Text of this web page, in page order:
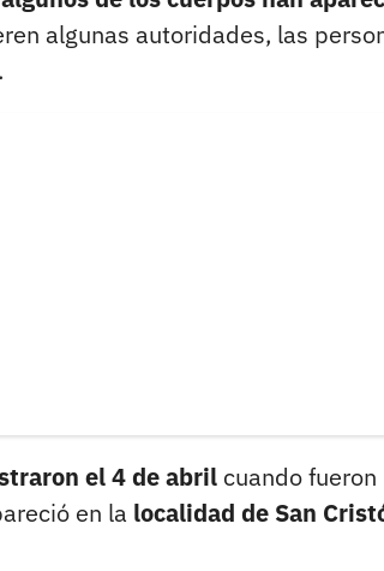
algunas autoridades, las
.
el 4 de abril cuando fueron
en la localidad de San